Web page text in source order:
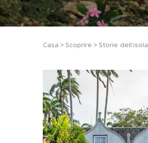
Casa Scoprire Storie dell'isola